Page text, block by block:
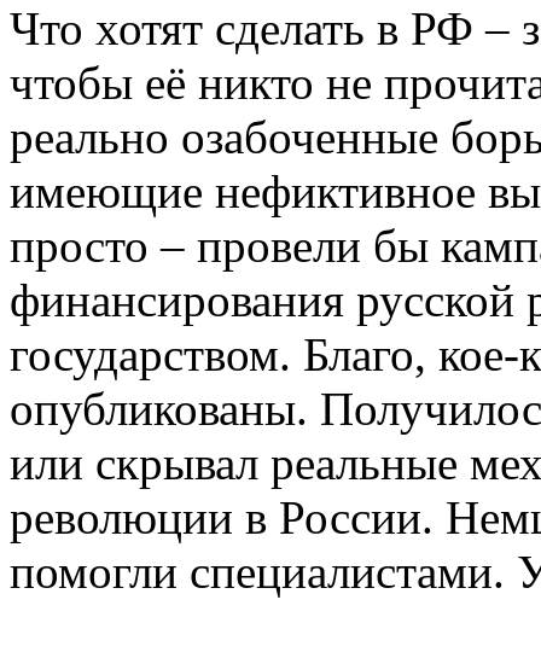
Что хотят сделать в РФ
чтобы её никто не
реально озабоченные
имеющие нефиктивное
просто – провели бы
финансирования
государством. Благо,
опубликованы.
или скрывал реальные
революции в России.
помогли специалистами.